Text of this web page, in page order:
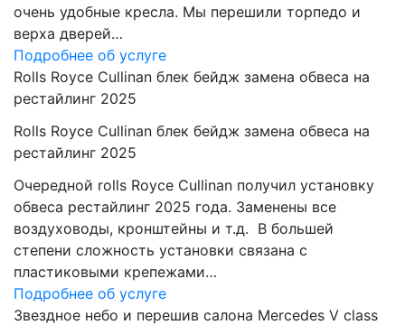
очень удобные кресла. Мы перешили торпедо и
верха дверей…
Подробнее об услуге
Rolls Royce Cullinan блек бейдж замена обвеса на
рестайлинг 2025
Rolls Royce Cullinan блек бейдж замена обвеса на
рестайлинг 2025
Очередной rolls Royce Cullinan получил установку
обвеса рестайлинг 2025 года. Заменены все
воздуховоды, кронштейны и т.д. В большей
степени сложность установки связана с
пластиковыми крепежами…
Подробнее об услуге
Звездное небо и перешив салона Mercedes V class